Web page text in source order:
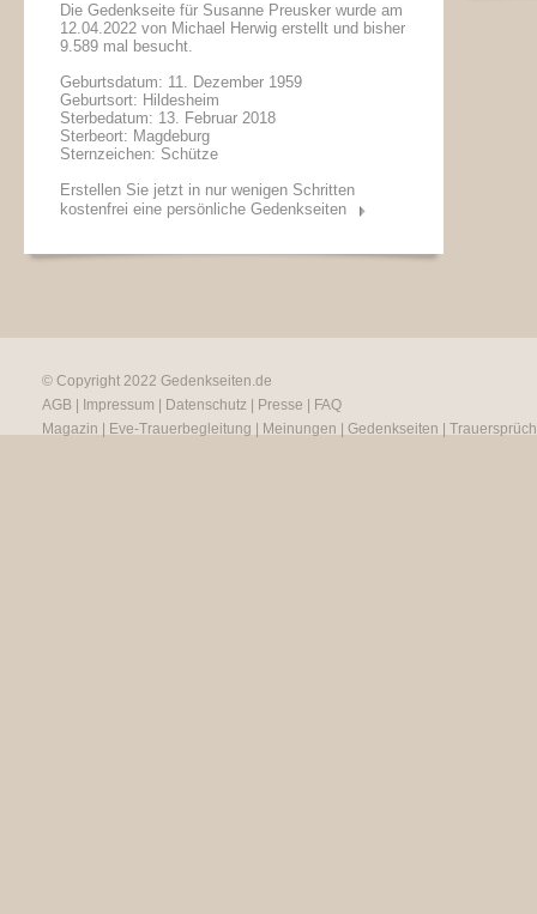
Die Gedenkseite für Susanne Preusker wurde am
12.04.2022 von Michael Herwig erstellt und bisher
9.589 mal besucht.
Geburtsdatum: 11. Dezember 1959
Geburtsort: Hildesheim
Sterbedatum: 13. Februar 2018
Sterbeort: Magdeburg
Sternzeichen: Schütze
Erstellen Sie jetzt in nur wenigen Schritten
kostenfrei eine persönliche Gedenkseiten
© Copyright 2022 Gedenkseiten.de
AGB
Impressum Datenschutz Presse
FAQ
Magazin
Eve-Trauerbegleitung Meinungen Gedenkseiten